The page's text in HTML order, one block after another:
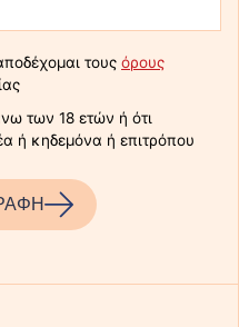
τους όρους
των 18 ετών ή ότι
ή κηδεμόνα ή επιτρόπου